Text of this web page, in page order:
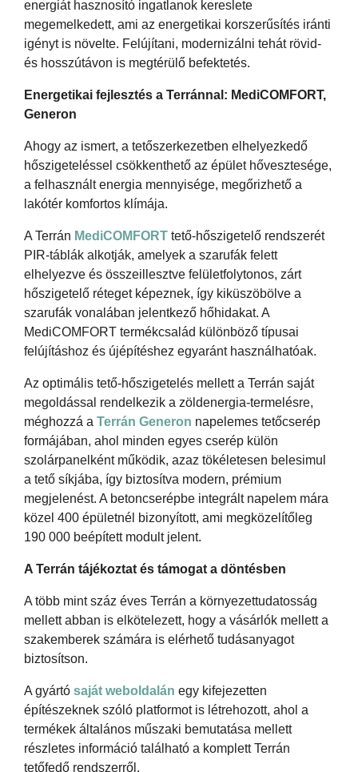
energiát hasznosító ingatlanok kereslete
megemelkedett, ami az energetikai korszerűsítés iránti
igényt is növelte. Felújítani, modernizálni tehát rövid-
és hosszútávon is megtérülő befektetés.
Energetikai fejlesztés a Terránnal: MediCOMFORT,
Generon
Ahogy az ismert, a tetőszerkezetben elhelyezkedő
hőszigeteléssel csökkenthető az épület hővesztesége,
a felhasznált energia mennyisége, megőrizhető a
lakótér komfortos klímája.
A Terrán MediCOMFORT tető-hőszigetelő rendszerét
PIR-táblák alkotják, amelyek a szarufák felett
elhelyezve és összeillesztve felületfolytonos, zárt
hőszigetelő réteget képeznek, így kiküszöbölve a
szarufák vonalában jelentkező hőhidakat. A
MediCOMFORT termékcsalád különböző típusai
felújításhoz és újépítéshez egyaránt használhatóak.
Az optimális tető-hőszigetelés mellett a Terrán saját
megoldással rendelkezik a zöldenergia-termelésre,
méghozzá a Terrán Generon napelemes tetőcserép
formájában, ahol minden egyes cserép külön
szolárpanelként működik, azaz tökéletesen belesimul
a tető síkjába, így biztosítva modern, prémium
megjelenést. A betoncserépbe integrált napelem mára
közel 400 épületnél bizonyított, ami megközelítőleg
190 000 beépített modult jelent.
A Terrán tájékoztat és támogat a döntésben
A több mint száz éves Terrán a környezettudatosság
mellett abban is elkötelezett, hogy a vásárlók mellett a
szakemberek számára is elérhető tudásanyagot
biztosítson.
A gyártó saját weboldalán egy kifejezetten
építészeknek szóló platformot is létrehozott, ahol a
termékek általános műszaki bemutatása mellett
részletes információ található a komplett Terrán
tetőfedő rendszerről.